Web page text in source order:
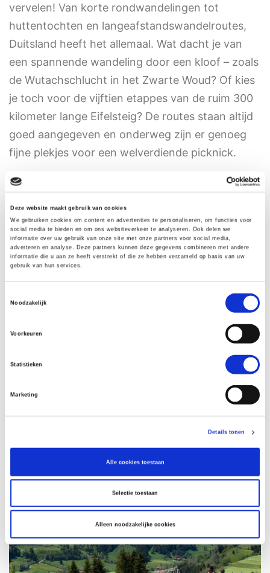
Deze website maakt gebruik van cookies
We gebruiken cookies om content en advertenties te personaliseren, om functies voor
social media te bieden en om ons websiteverkeer te analyseren. Ook delen we
informatie over uw gebruik van onze site met onze partners voor social media,
adverteren en analyse. Deze partners kunnen deze gegevens combineren met andere
informatie die u aan ze heeft verstrekt of die ze hebben verzameld op basis van uw
gebruik van hun services.
Noodzakelijk
Voorkeuren
Statistieken
Marketing
Details tonen
Alle cookies toestaan
Selectie toestaan
Alleen noodzakelijke cookies
vervelen! Van korte rondwandelingen tot
huttentochten en langeafstandswandelroutes,
Duitsland heeft het allemaal. Wat dacht je van
een spannende wandeling door een kloof – zoals
de Wutachschlucht in het Zwarte Woud? Of kies
je toch voor de vijftien etappes van de ruim 300
kilometer lange Eifelsteig? De routes staan altijd
goed aangegeven en onderweg zijn er genoeg
fijne plekjes voor een welverdiende picknick.